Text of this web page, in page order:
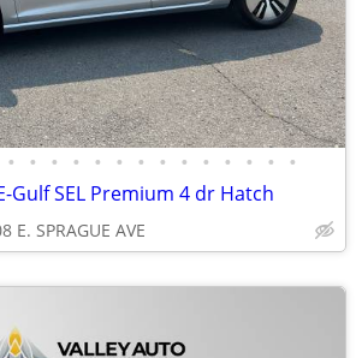
• • • • • • • • • • • • • •
Gulf SEL Premium 4 dr Hatch
E. SPRAGUE AVE